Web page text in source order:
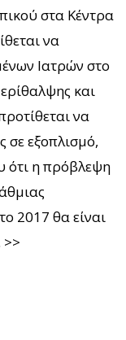
στα Κέντρα
να
Ιατρών στο
και
να
σε εξοπλισμό,
ότι η πρόβλεψη
2017 θα είναι
>>